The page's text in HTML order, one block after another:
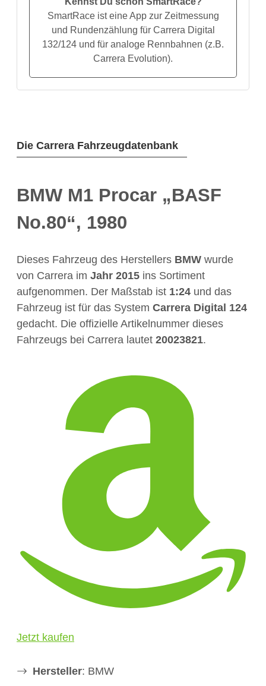
Die Carrera Fahrzeugdatenbank
BMW M1 Procar „BASF
No.80“, 1980
Dieses Fahrzeug des Herstellers BMW wurde
von Carrera im Jahr 2015 ins Sortiment
aufgenommen. Der Maßstab ist 1:24 und das
Fahrzeug ist für das System Carrera Digital 124
gedacht. Die offizielle Artikelnummer dieses
Fahrzeugs bei Carrera lautet 20023821.
Jetzt kaufen
Hersteller: BMW
SmartRace ist eine App zur Zeitmessung
und Rundenzählung für Carrera Digital
132/124 und für analoge Rennbahnen (z.B.
Carrera Evolution).